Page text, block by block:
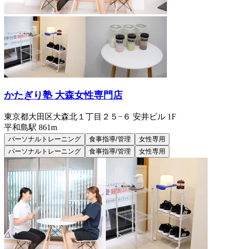
かたぎり塾 大森女性専門店
東京都大田区大森北１丁目２５−６ 安井ビル 1F
平和島駅 861m
パーソナルトレーニング 食事指導/管理
女性専用
パーソナルトレーニング
食事指導/管理 女性専用